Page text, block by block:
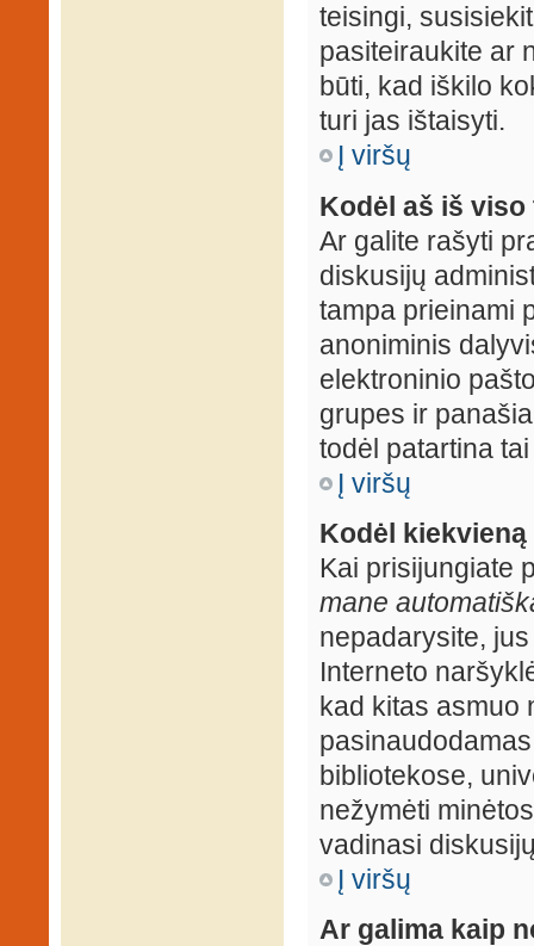
teisingi,
pasiteiraukite ar
būti, kad iškilo
turi jas ištaisyti.
Į viršų
Kodėl aš iš
Ar galite rašyti
diskusijų
tampa prieinami
anoniminis
elektroninio
grupes ir
todėl patartina
Į viršų
Kodėl
Kai prisijungiate
mane
nepadarysite,
Interneto
kad kitas asmuo
bibliotekose,
nežymėti
vadinasi
Į viršų
Ar galima kaip